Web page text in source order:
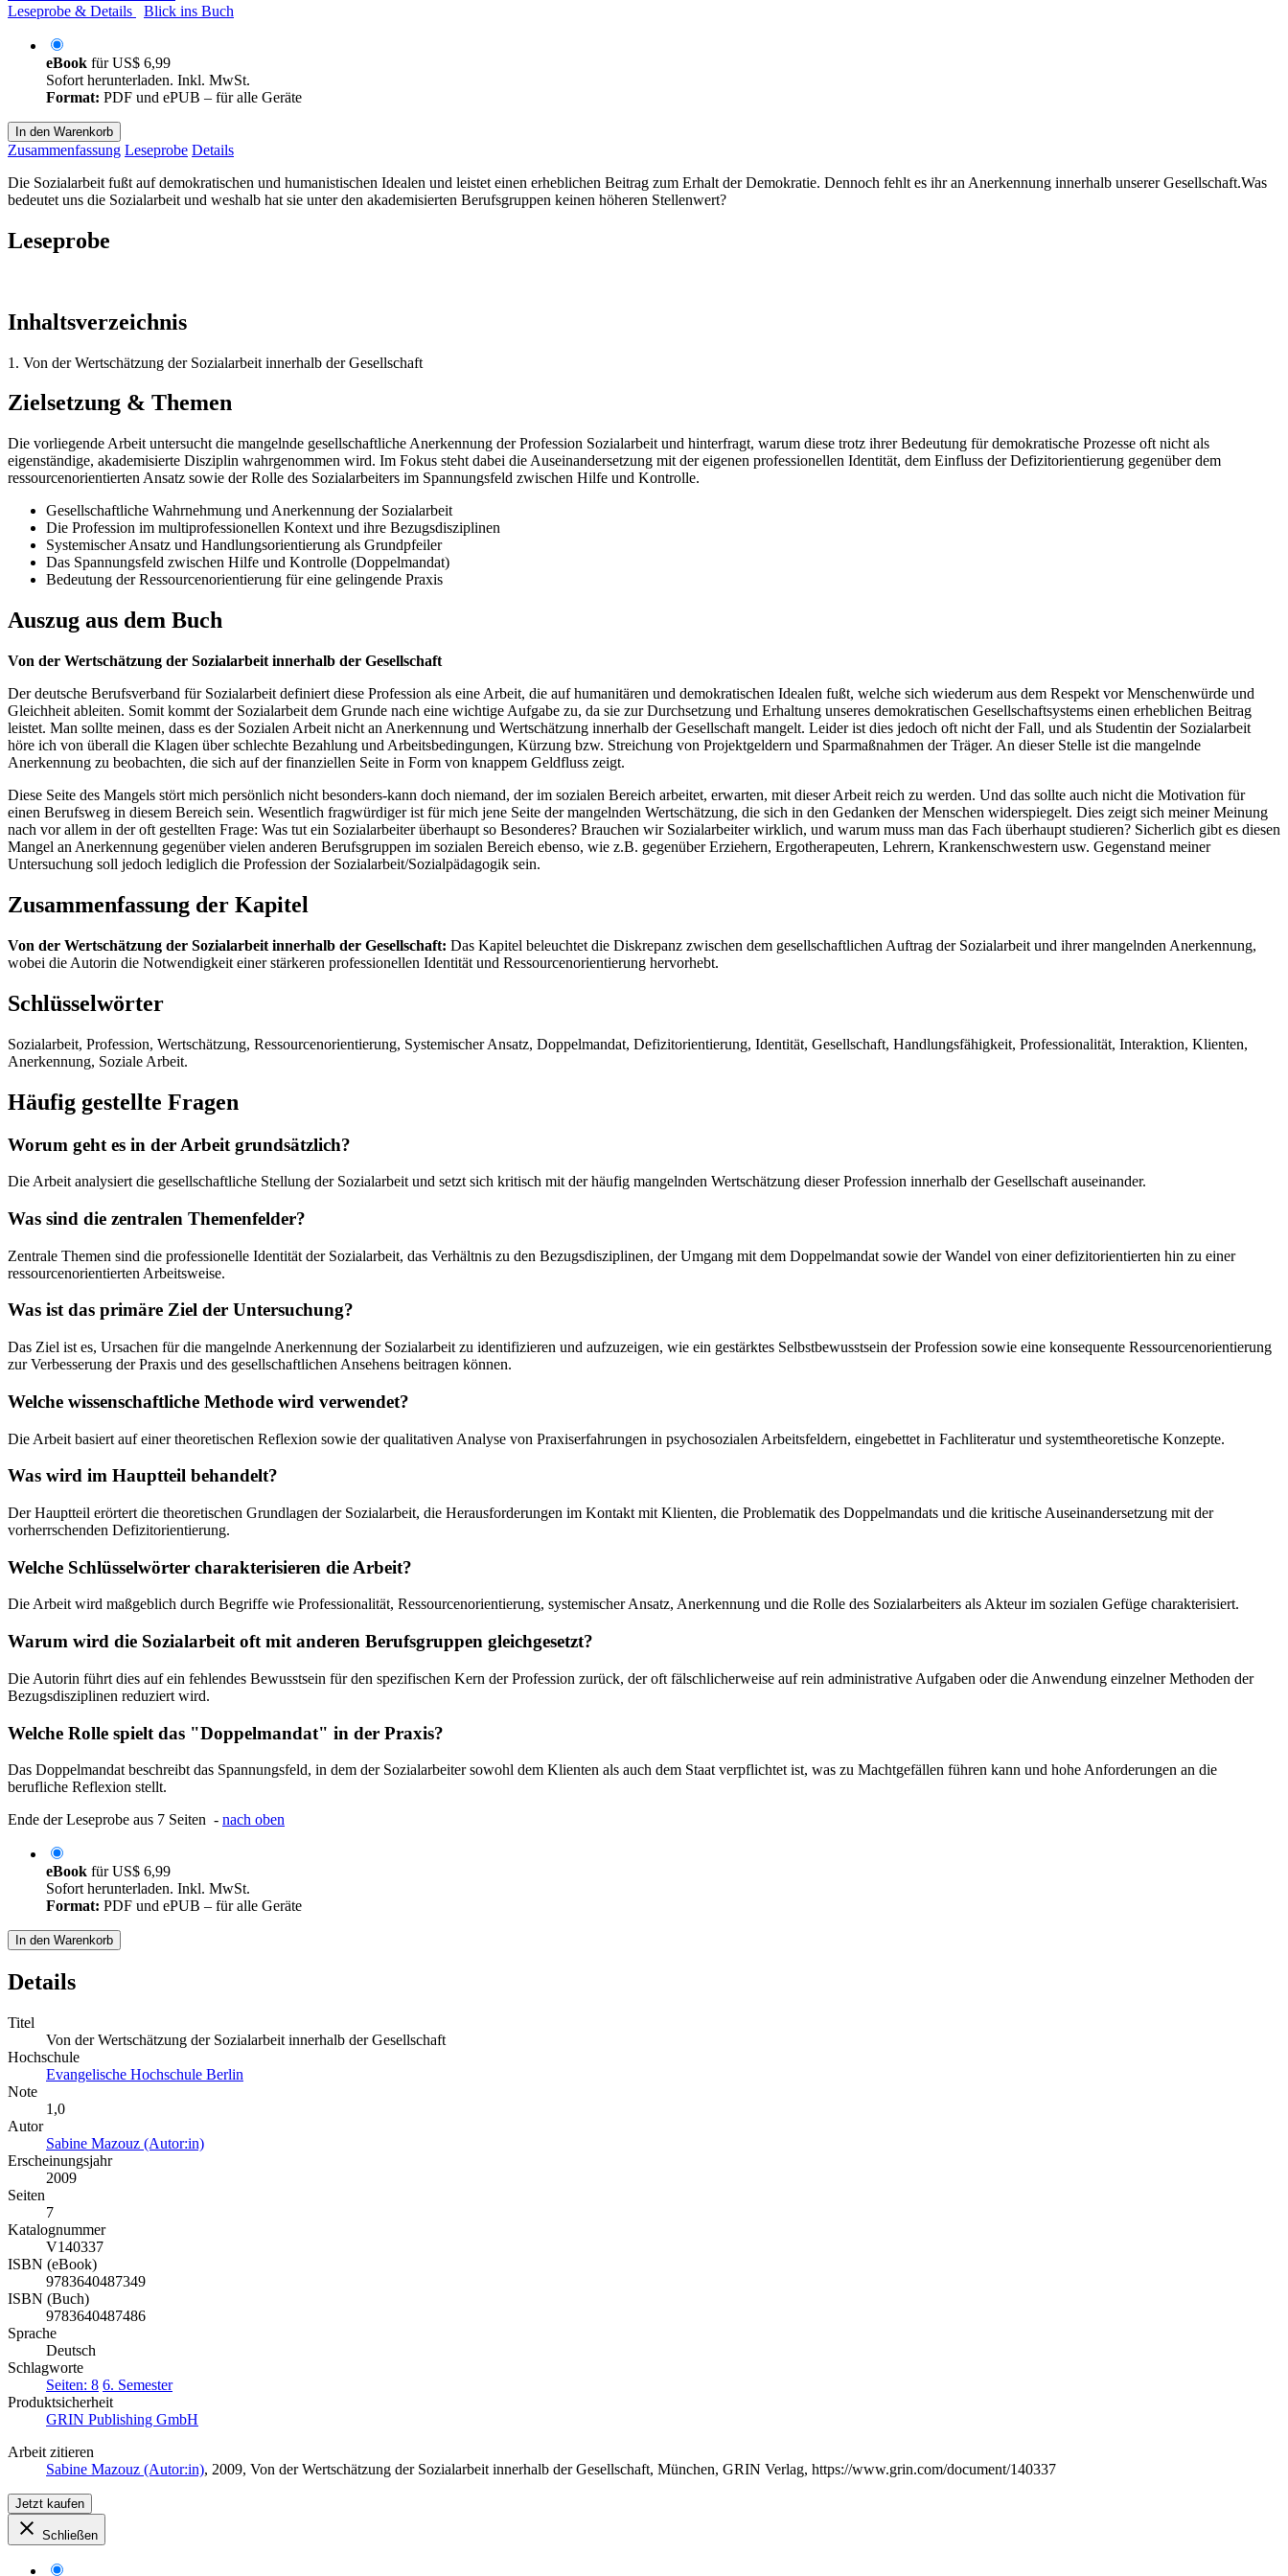
Leseprobe & Details
Blick ins Buch
eBook fürUS$ 6,99
Sofort herunterladen. Inkl. MwSt.
Format: PDF und ePUB – für alle Geräte
In den Warenkorb
Zusammenfassung Leseprobe Details
Die Sozialarbeit fußt auf demokratischen und humanistischen Idealen und leistet einen erheblichen Beitrag zum Erhalt der Demokratie. Dennoch fehlt es ihr an Anerkennung innerhalb unserer Gesellschaft.Was
bedeutet uns die Sozialarbeit und weshalb hat sie unter den akademisierten Berufsgruppen keinen höheren Stellenwert?
Leseprobe
Inhaltsverzeichnis
1. Von der Wertschätzung der Sozialarbeit innerhalb der Gesellschaft
Zielsetzung & Themen
Die vorliegende Arbeit untersucht die mangelnde gesellschaftliche Anerkennung der Profession Sozialarbeit und hinterfragt, warum diese trotz ihrer Bedeutung für demokratische Prozesse oft nicht als
eigenständige, akademisierte Disziplin wahrgenommen wird. Im Fokus steht dabei die Auseinandersetzung mit der eigenen professionellen Identität, dem Einfluss der Defizitorientierung gegenüber dem
ressourcenorientierten Ansatz sowie der Rolle des Sozialarbeiters im Spannungsfeld zwischen Hilfe und Kontrolle.
Gesellschaftliche Wahrnehmung und Anerkennung der Sozialarbeit
Die Profession im multiprofessionellen Kontext und ihre Bezugsdisziplinen
Systemischer Ansatz und Handlungsorientierung als Grundpfeiler
Das Spannungsfeld zwischen Hilfe und Kontrolle (Doppelmandat)
Bedeutung der Ressourcenorientierung für eine gelingende Praxis
Auszug aus dem Buch
Von der Wertschätzung der Sozialarbeit innerhalb der Gesellschaft
Der deutsche Berufsverband für Sozialarbeit definiert diese Profession als eine Arbeit, die auf humanitären und demokratischen Idealen fußt, welche sich wiederum aus dem Respekt vor Menschenwürde und
Gleichheit ableiten. Somit kommt der Sozialarbeit dem Grunde nach eine wichtige Aufgabe zu, da sie zur Durchsetzung und Erhaltung unseres demokratischen Gesellschaftsystems einen erheblichen Beitrag
leistet. Man sollte meinen, dass es der Sozialen Arbeit nicht an Anerkennung und Wertschätzung innerhalb der Gesellschaft mangelt. Leider ist dies jedoch oft nicht der Fall, und als Studentin der Sozialarbeit
höre ich von überall die Klagen über schlechte Bezahlung und Arbeitsbedingungen, Kürzung bzw. Streichung von Projektgeldern und Sparmaßnahmen der Träger. An dieser Stelle ist die mangelnde
Anerkennung zu beobachten, die sich auf der finanziellen Seite in Form von knappem Geldfluss zeigt.
Diese Seite des Mangels stört mich persönlich nicht besonders-kann doch niemand, der im sozialen Bereich arbeitet, erwarten, mit dieser Arbeit reich zu werden. Und das sollte auch nicht die Motivation für
einen Berufsweg in diesem Bereich sein. Wesentlich fragwürdiger ist für mich jene Seite der mangelnden Wertschätzung, die sich in den Gedanken der Menschen widerspiegelt. Dies zeigt sich meiner Meinung
nach vor allem in der oft gestellten Frage: Was tut ein Sozialarbeiter überhaupt so Besonderes? Brauchen wir Sozialarbeiter wirklich, und warum muss man das Fach überhaupt studieren? Sicherlich gibt es diesen
Mangel an Anerkennung gegenüber vielen anderen Berufsgruppen im sozialen Bereich ebenso, wie z.B. gegenüber Erziehern, Ergotherapeuten, Lehrern, Krankenschwestern usw. Gegenstand meiner
Untersuchung soll jedoch lediglich die Profession der Sozialarbeit/Sozialpädagogik sein.
Zusammenfassung der Kapitel
Von der Wertschätzung der Sozialarbeit innerhalb der Gesellschaft: Das Kapitel beleuchtet die Diskrepanz zwischen dem gesellschaftlichen Auftrag der Sozialarbeit und ihrer mangelnden Anerkennung,
wobei die Autorin die Notwendigkeit einer stärkeren professionellen Identität und Ressourcenorientierung hervorhebt.
Schlüsselwörter
Sozialarbeit, Profession, Wertschätzung, Ressourcenorientierung, Systemischer Ansatz, Doppelmandat, Defizitorientierung, Identität, Gesellschaft, Handlungsfähigkeit, Professionalität, Interaktion, Klienten,
Anerkennung, Soziale Arbeit.
Häufig gestellte Fragen
Worum geht es in der Arbeit grundsätzlich?
Die Arbeit analysiert die gesellschaftliche Stellung der Sozialarbeit und setzt sich kritisch mit der häufig mangelnden Wertschätzung dieser Profession innerhalb der Gesellschaft auseinander.
Was sind die zentralen Themenfelder?
Zentrale Themen sind die professionelle Identität der Sozialarbeit, das Verhältnis zu den Bezugsdisziplinen, der Umgang mit dem Doppelmandat sowie der Wandel von einer defizitorientierten hin zu einer
ressourcenorientierten Arbeitsweise.
Was ist das primäre Ziel der Untersuchung?
Das Ziel ist es, Ursachen für die mangelnde Anerkennung der Sozialarbeit zu identifizieren und aufzuzeigen, wie ein gestärktes Selbstbewusstsein der Profession sowie eine konsequente Ressourcenorientierung
zur Verbesserung der Praxis und des gesellschaftlichen Ansehens beitragen können.
Welche wissenschaftliche Methode wird verwendet?
Die Arbeit basiert auf einer theoretischen Reflexion sowie der qualitativen Analyse von Praxiserfahrungen in psychosozialen Arbeitsfeldern, eingebettet in Fachliteratur und systemtheoretische Konzepte.
Was wird im Hauptteil behandelt?
Der Hauptteil erörtert die theoretischen Grundlagen der Sozialarbeit, die Herausforderungen im Kontakt mit Klienten, die Problematik des Doppelmandats und die kritische Auseinandersetzung mit der
vorherrschenden Defizitorientierung.
Welche Schlüsselwörter charakterisieren die Arbeit?
Die Arbeit wird maßgeblich durch Begriffe wie Professionalität, Ressourcenorientierung, systemischer Ansatz, Anerkennung und die Rolle des Sozialarbeiters als Akteur im sozialen Gefüge charakterisiert.
Warum wird die Sozialarbeit oft mit anderen Berufsgruppen gleichgesetzt?
Die Autorin führt dies auf ein fehlendes Bewusstsein für den spezifischen Kern der Profession zurück, der oft fälschlicherweise auf rein administrative Aufgaben oder die Anwendung einzelner Methoden der
Bezugsdisziplinen reduziert wird.
Welche Rolle spielt das "Doppelmandat" in der Praxis?
Das Doppelmandat beschreibt das Spannungsfeld, in dem der Sozialarbeiter sowohl dem Klienten als auch dem Staat verpflichtet ist, was zu Machtgefällen führen kann und hohe Anforderungen an die
berufliche Reflexion stellt.
Ende der Leseprobe aus 7 Seiten - nach oben
eBook fürUS$ 6,99
Sofort herunterladen. Inkl. MwSt.
Format: PDF und ePUB – für alle Geräte
In den Warenkorb
Details
Titel
Von der Wertschätzung der Sozialarbeit innerhalb der Gesellschaft
Hochschule
Evangelische Hochschule Berlin
Note
1,0
Autor
Sabine Mazouz (Autor:in)
Erscheinungsjahr
2009
Seiten
7
Katalognummer
V140337
ISBN (eBook)
9783640487349
ISBN (Buch)
9783640487486
Sprache
Deutsch
Schlagworte
Seiten: 8 6. Semester
Produktsicherheit
GRIN Publishing GmbH
Arbeit zitieren
Sabine Mazouz (Autor:in), 2009, Von der Wertschätzung der Sozialarbeit innerhalb der Gesellschaft, München, GRIN Verlag, https://www.grin.com/document/140337
Jetzt kaufen
Schließen